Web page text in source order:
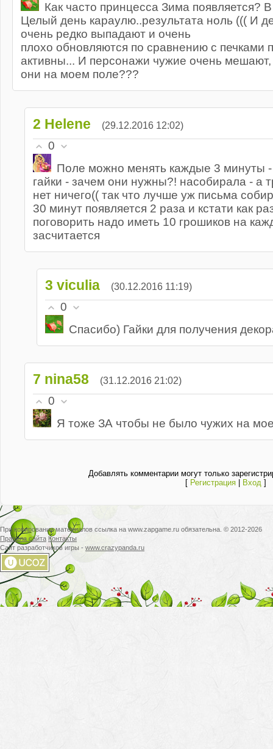
Как часто принцесса Зима появляется?
Целый день караулю..результата ноль ((( И
очень редко выпадают и очень
плохо обновляются по сравнению с печками
активны... И персонажи чужие очень мешают,
они на моем поле???
2 Helene (29.12.2016 12:02)
0
Поле можно менять каждые 3 минуты
гайки - зачем они нужны?! насобирала - а
нет ничего(( так что лучше уж письма
30 минут появляется 2 раза и кстати как
поговорить надо иметь 10 грошиков на
засчитается
3 viculia (30.12.2016 11:19)
0
Спасибо) Гайки для получения
7 nina58 (31.12.2016 21:02)
0
Я тоже ЗА чтобы не было чужих на
Добавлять комментарии могут только
[ Регистрация| Вход]
При копировании материалов ссылка на www.zapgame.ru обязательна. © 2012-2026
Правила сайта Контакты
Сайт разработчиков игры - www.crazypanda.ru